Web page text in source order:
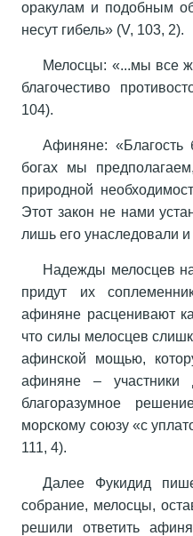
оракулам и подобным
несут гибель» (V, 103, 2).
Мелосцы: «...мы все
благочестиво
104).
Афиняне: «Благость
богах мы
природной
Этот закон не нами
лишь его унаследовали
Надежды мелосцев
придут их
афиняне расценивают
что силы мелосцев
афинской мощью,
афиняне – участники
благоразумное
морскому союзу «с
111, 4).
Далее Фукидид
собрание, мелосцы,
решили ответить